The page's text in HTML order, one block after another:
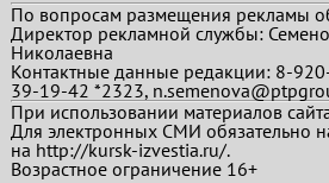
По вопросам размещения рекламы
Директор рекламной службы:
Николаевна
Контактные данные редакции: 8-
39-19-42 *2323,
При использовании материалов
Для электронных СМИ обязательно
на http://kursk-izvestia.ru/.
Возрастное ограничение 16+